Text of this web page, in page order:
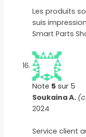
Les produits
suis
Smart Parts
Note 5 sur 5
Soukaina A.
2024
Service client